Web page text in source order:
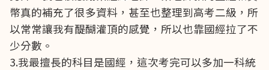
幣真的補充了很多資料，甚至也整理到高考二級，所
以常常讓我有醍醐灌頂的感覺，所以也靠國經拉了不
少分數。
3.我最擅長的科目是國經，這次考完可以多加一科統